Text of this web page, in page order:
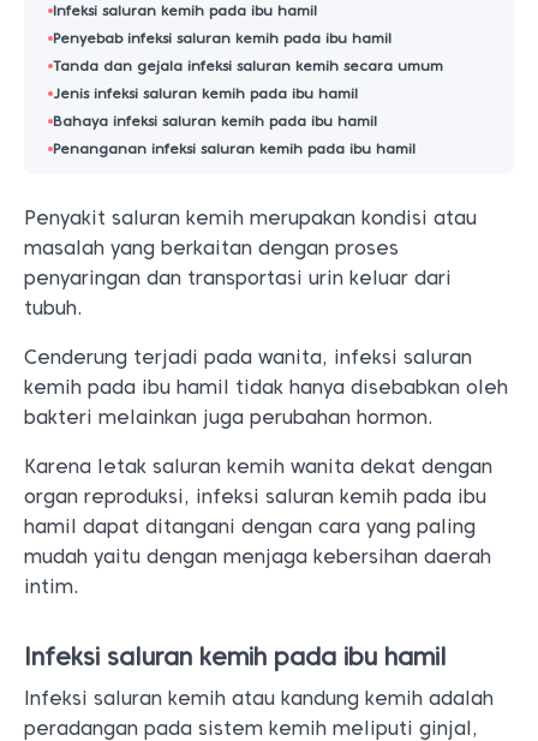
Infeksi saluran kemih pada ibu hamil
Penyebab infeksi saluran kemih pada ibu hamil
Tanda dan gejala infeksi saluran kemih secara umum
Jenis infeksi saluran kemih pada ibu hamil
Bahaya infeksi saluran kemih pada ibu hamil
Penanganan infeksi saluran kemih pada ibu hamil
Penyakit saluran kemih merupakan kondisi atau
masalah yang berkaitan dengan proses
penyaringan dan transportasi urin keluar dari
tubuh.
Cenderung terjadi pada wanita, infeksi saluran
kemih pada ibu hamil tidak hanya disebabkan oleh
bakteri melainkan juga perubahan hormon.
Karena letak saluran kemih wanita dekat dengan
organ reproduksi, infeksi saluran kemih pada ibu
hamil dapat ditangani dengan cara yang paling
mudah yaitu dengan menjaga kebersihan daerah
intim.
Infeksi saluran kemih pada ibu hamil
Infeksi saluran kemih atau kandung kemih adalah
peradangan pada sistem kemih meliputi ginjal,